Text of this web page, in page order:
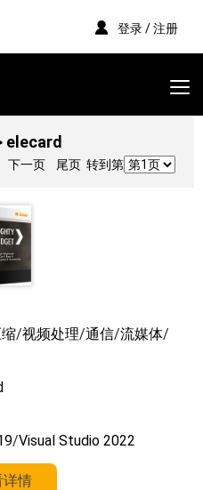
登录 / 注册
elecard
下一页 尾页 转到第
/视频处理/通信/流媒体/
/Visual Studio 2022
详情